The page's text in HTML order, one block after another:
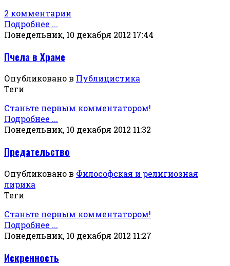
2 комментарии
Подробнее ...
Понедельник, 10 декабря 2012 17:44
Пчела в Храме
Опубликовано в Публицистика
Теги
Станьте первым комментатором!
Подробнее ...
Понедельник, 10 декабря 2012 11:32
Предательство
Опубликовано в Философская и религиозная
лирика
Теги
Станьте первым комментатором!
Подробнее ...
Понедельник, 10 декабря 2012 11:27
Искренность